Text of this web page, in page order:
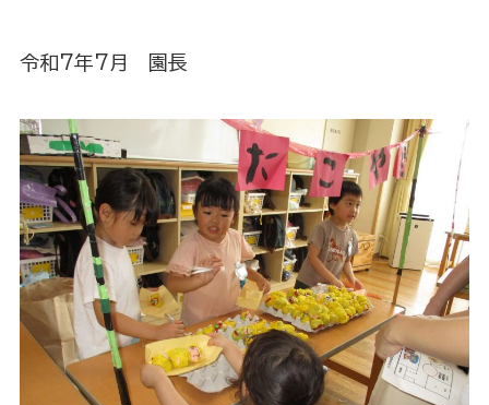
令和7年7月 園長